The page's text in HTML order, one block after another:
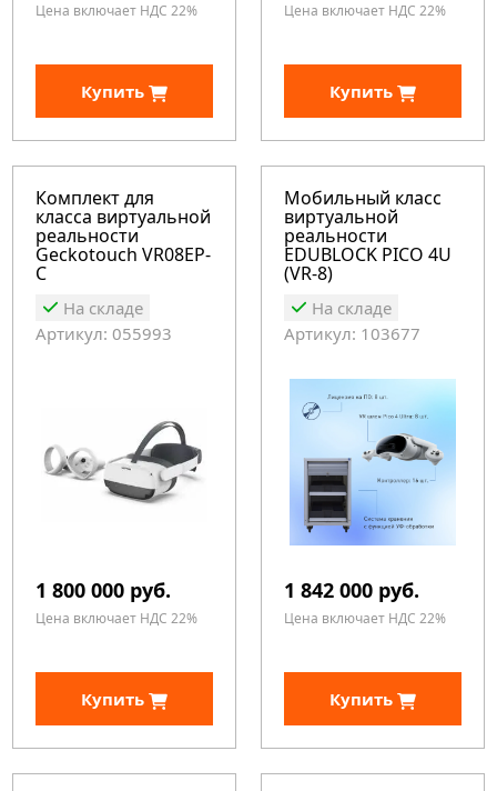
Цена включает НДС 22%
Купить
Цена включает НДС 22%
Купить
Комплект для
класса виртуальной
реальности
Geckotouch VR08EP-
C
На складе
Артикул: 055993
1 800 000 руб.
Цена включает НДС 22%
Купить
Мобильный класс
виртуальной
реальности
EDUBLOCK PICO 4U
(VR-8)
На складе
Артикул: 103677
1 842 000 руб.
Цена включает НДС 22%
Купить